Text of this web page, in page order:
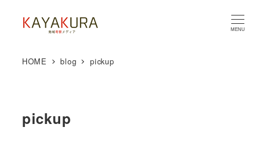
MENU
HOME blog pickup
pickup